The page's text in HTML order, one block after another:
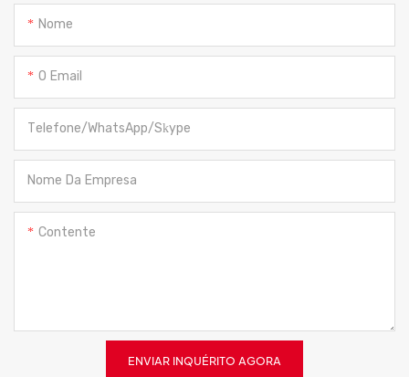
Nome
O Email
Telefone/WhatsApp/Skype
Nome Da Empresa
Contente
ENVIAR INQUÉRITO AGORA